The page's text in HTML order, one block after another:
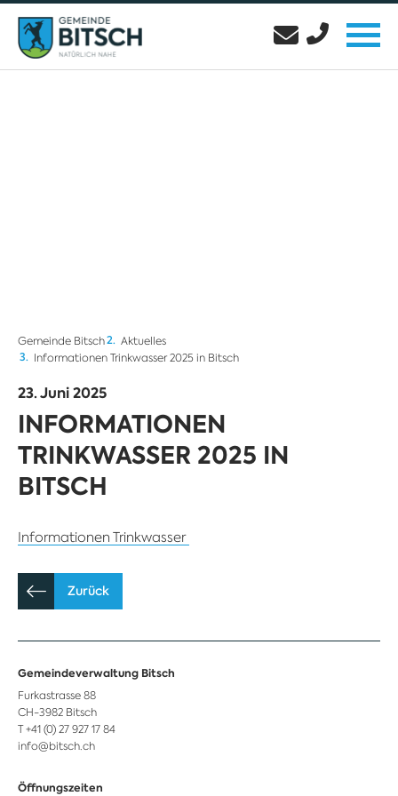
Gemeinde Bitsch
Aktuelles
Informationen Trinkwasser 2025 in Bitsch
23. Juni 2025
INFORMATIONEN
TRINKWASSER 2025 IN
BITSCH
Informationen Trinkwasser
Zurück
Gemeindeverwaltung Bitsch
Furkastrasse 88
CH-3982 Bitsch
T +41 (0) 27 927 17 84
info@bitsch.ch
Öffnungszeiten